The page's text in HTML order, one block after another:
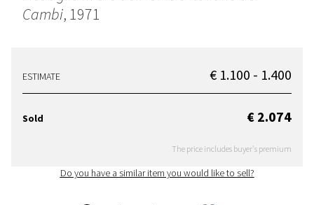
Cambi, 1971
ESTIMATE € 1.100 - 1.400
Sold € 2.074
The price includes buyer's premium
Do you have a similar item you would like to sell?